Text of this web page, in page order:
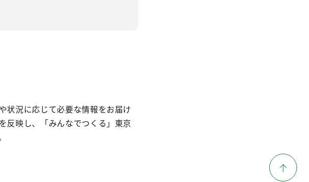
状況に応じて必要な情報をお届け
反映し、「みんなでつくる」東京